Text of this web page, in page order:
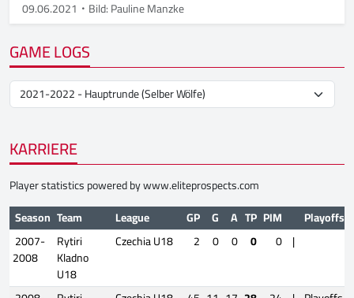
09.06.2021 Bild: Pauline Manzke
GAME LOGS
KARRIERE
Player statistics powered bywww.eliteprospects.com
Season Team League GP G A TP PIM
Playoffs
2007-
2008
Rytiri
Kladno
U18
Czechia U18 2 0 0 0 0 |